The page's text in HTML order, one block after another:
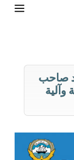
صاحب
وآلية